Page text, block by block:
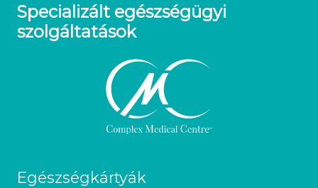
Specializált egészségügyi
szolgáltatások
Egészségkártyák